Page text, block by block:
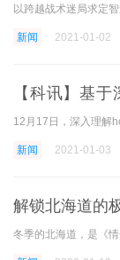
新闻 2021-01-02
【科讯】基
案，实现性能
新闻 2021-01-03
解锁北海道的